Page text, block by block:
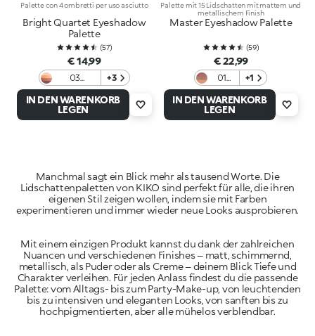
Palette con 4 ombretti per uso asciutto
Bright Quartet Eyeshadow
Palette
(57)
€ 14,99
03
Burgundy
Variations
+3
IN DEN WARENKORB
LEGEN
Palette mit 15 Lidschatten mit mattem und
metallischem Finish
Master Eyeshadow Palette
(59)
€ 22,99
01
Star
Of
The
+1
IN DEN WARENKORB
LEGEN
Manchmal sagt ein Blick mehr als tausend Worte. Die
Lidschattenpaletten von KIKO sind perfekt für alle, die ihren
eigenen Stil zeigen wollen, indem sie mit Farben
Mit einem einzigen Produkt kannst du dank der zahlreichen
Nuancen und verschiedenen Finishes – matt, schimmernd,
metallisch, als Puder oder als Creme – deinem Blick Tiefe und
Charakter verleihen. Für jeden Anlass findest du die passende
Palette: vom Alltags- bis zum Party-Make-up, von leuchtenden
bis zu intensiven und eleganten Looks, von sanften bis zu
hochpigmentierten, aber alle mühelos verblendbar.